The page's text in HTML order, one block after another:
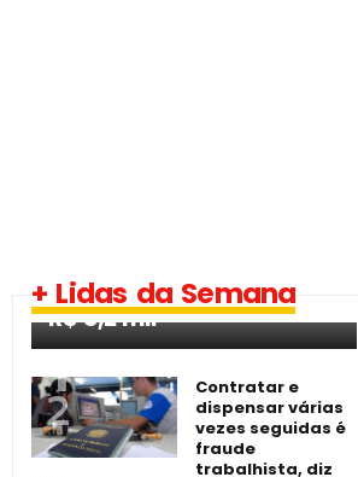
+ Lidas da Semana
20 vagas e salários de
R$ 8,2 mil
Contratar e
dispensar várias
vezes seguidas é
fraude
trabalhista, diz